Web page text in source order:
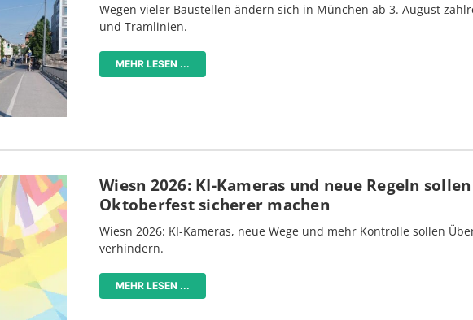
Wegen vieler Baustellen ändern sich in München ab 3. August
und Tramlinien.
MEHR LESEN ...
Wiesn 2026: KI-Kameras und neue Regeln
Oktoberfest sicherer machen
Wiesn 2026: KI-Kameras, neue Wege und mehr Kontrolle sollen
verhindern.
MEHR LESEN ...